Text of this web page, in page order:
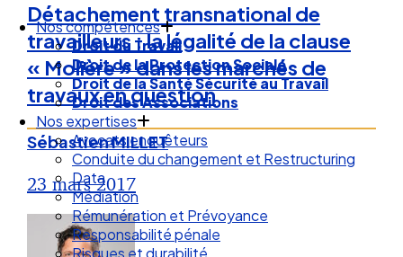
Nos compétences
Droit du Travail
Droit de la Protection Sociale
Droit de la Santé Sécurité au Travail
Droit des Associations
Nos expertises
Avocats enquêteurs
Conduite du changement et Restructuring
Data
Médiation
Rémunération et Prévoyance
Responsabilité pénale
Risques et durabilité
Détachement transnational de
travailleurs : la légalité de la clause
« Molière » dans les marchés de
travaux en question
Sébastien MILLET
23 mars 2017